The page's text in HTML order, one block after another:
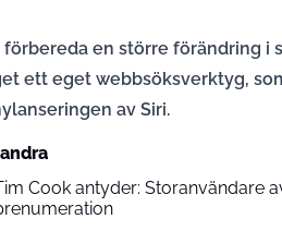
en större förändring i
ett eget webbsöksverktyg,
av Siri.
Cook antyder: Storanvändare